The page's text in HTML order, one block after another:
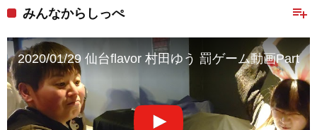
playlist_add
みんなからしっぺ
2020/01/29 仙台flavor 村田ゆう 罰ゲーム動画Part.1